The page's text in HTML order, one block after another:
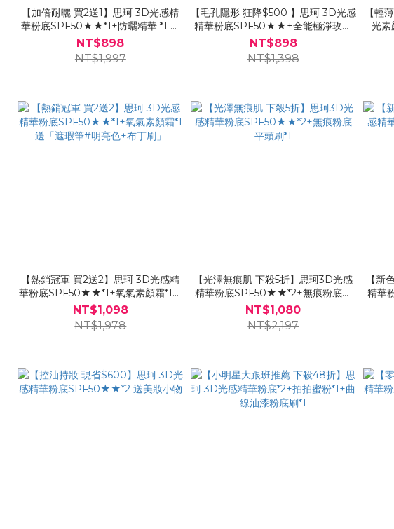
【加倍耐曬 買2送1】思珂 3D光感精
華粉底SPF50★★*1+防曬精華 *1 送
粉底刷*1 (售價已折)
NT$898
NT$1,997
【毛孔隱形 狂降$500 】思珂 3D光感
精華粉底SPF50★★+全能極淨玫瑰
潔顏乳 送布丁粉底刷-蘿莉塔推薦
NT$898
NT$1,398
【輕
光素
【熱銷冠軍 買2送2】思珂 3D光感精
華粉底SPF50★★*1+氧氣素顏霜*1送
「遮瑕筆#明亮色+布丁刷」
NT$1,098
NT$1,978
【光澤無痕肌 下殺5折】思珂3D光感
精華粉底SPF50★★*2+無痕粉底平
頭刷*1
NT$1,080
NT$2,197
【新
精華